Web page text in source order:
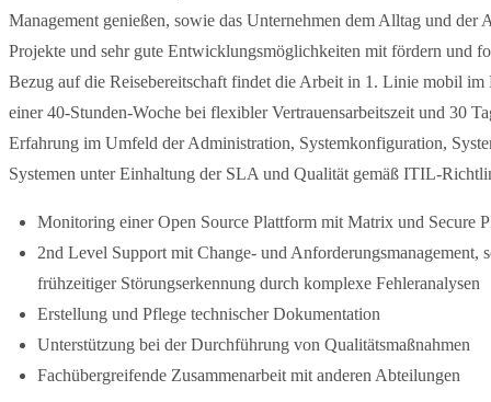
Management genießen, sowie das Unternehmen dem Alltag und
Projekte und sehr gute Entwicklungsmöglichkeiten mit fördern und
Bezug auf die Reisebereitschaft findet die Arbeit in 1. Linie mobil
einer 40-Stunden-Woche bei flexibler Vertrauensarbeitszeit und 30
Erfahrung im Umfeld der Administration, Systemkonfiguration,
Systemen unter Einhaltung der SLA und Qualität gemäß ITIL-
Monitoring einer Open Source Plattform mit Matrix und Secure
2nd Level Support mit Change- und Anforderungsmanagement,
frühzeitiger Störungserkennung durch komplexe Fehleranalysen
Erstellung und Pflege technischer Dokumentation
Unterstützung bei der Durchführung von Qualitätsmaßnahmen
Fachübergreifende Zusammenarbeit mit anderen Abteilungen